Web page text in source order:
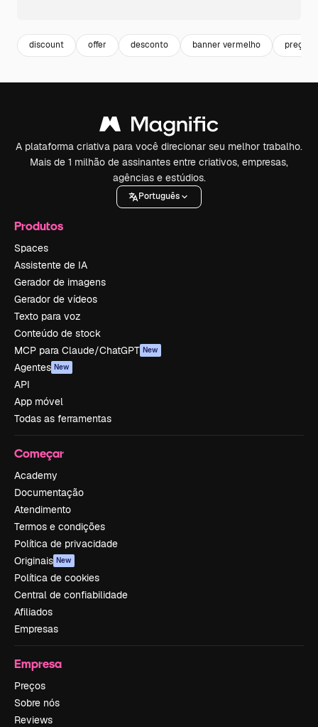
discount offer desconto banner vermelho preço
A plataforma criativa para você direcionar seu melhor trabalho.
Mais de 1 milhão de assinantes entre criativos, empresas,
agências e estúdios.
Português
Produtos
Spaces
Assistente de IA
Gerador de imagens
Gerador de vídeos
Texto para voz
Conteúdo de stock
MCP para Claude/ChatGPT New
Agentes New
API
App móvel
Todas as ferramentas
Começar
Academy
Documentação
Atendimento
Termos e condições
Política de privacidade
Originais New
Política de cookies
Central de confiabilidade
Afiliados
Empresas
Empresa
Preços
Sobre nós
Reviews